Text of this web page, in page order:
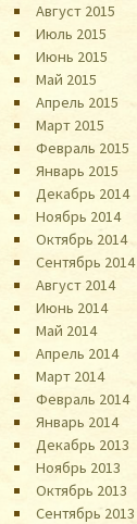
Август 2015
Июль 2015
Июнь 2015
Май 2015
Апрель 2015
Март 2015
Февраль 2015
Январь 2015
Декабрь 2014
Ноябрь 2014
Октябрь 2014
Сентябрь 2014
Август 2014
Июнь 2014
Май 2014
Апрель 2014
Март 2014
Февраль 2014
Январь 2014
Декабрь 2013
Ноябрь 2013
Октябрь 2013
Сентябрь 2013